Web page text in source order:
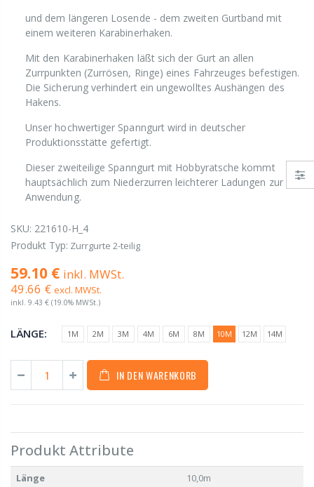
und dem längeren Losende - dem zweiten Gurtband mit
einem weiteren Karabinerhaken.
Mit den Karabinerhaken läßt sich der Gurt an allen
Zurrpunkten (Zurrösen, Ringe) eines Fahrzeuges befestigen.
Die Sicherung verhindert ein ungewolltes Aushängen des
Hakens.
Unser hochwertiger Spanngurt wird in deutscher
Produktionsstätte gefertigt.
Dieser zweiteilige Spanngurt mit Hobbyratsche kommt
hauptsächlich zum Niederzurren leichterer Ladungen zur
Anwendung.
SKU: 221610-H_4
Produkt Typ: Zurrgurte 2-teilig
59.10 € inkl. MWSt.
49.66 € excl. MWSt.
inkl. 9.43 € (19.0% MWSt.)
LÄNGE: 1M 2M 3M 4M 6M 8M 10M 12M 14M
IN DEN WARENKORB
Produkt Attribute
Länge
10,0m